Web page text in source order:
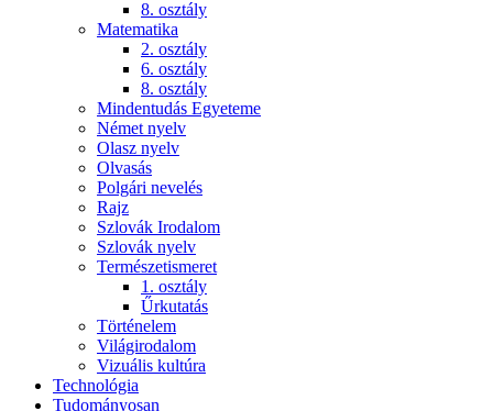
8. osztály
Matematika
2. osztály
6. osztály
8. osztály
Mindentudás Egyeteme
Német nyelv
Olasz nyelv
Olvasás
Polgári nevelés
Rajz
Szlovák Irodalom
Szlovák nyelv
Természetismeret
1. osztály
Űrkutatás
Történelem
Világirodalom
Vizuális kultúra
Technológia
Tudományosan